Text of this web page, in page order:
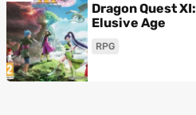
Dragon Quest
Elusive Age
RPG